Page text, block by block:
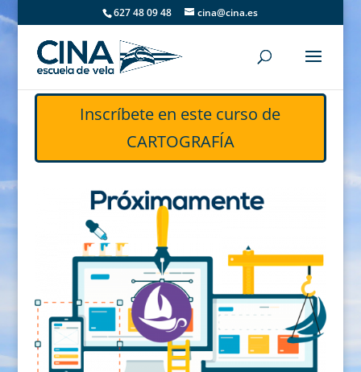
627 48 09 48 cina@cina.es
Inscríbete en este curso de
CARTOGRAFÍA